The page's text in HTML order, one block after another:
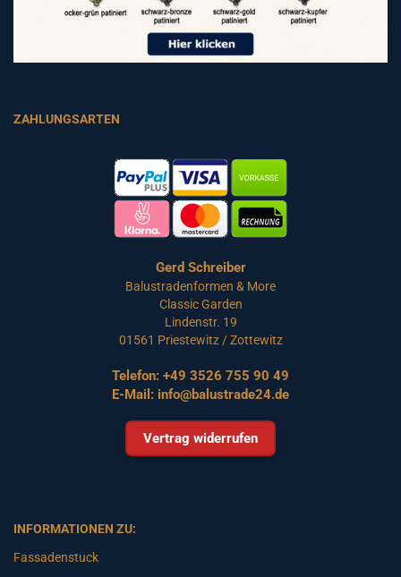
ZAHLUNGSARTEN
Gerd Schreiber
Balustradenformen & More
Classic Garden
Lindenstr. 19
01561 Priestewitz / Zottewitz
Telefon: +49 3526 755 90 49
E-Mail: info@balustrade24.de
Vertrag widerrufen
INFORMATIONEN ZU:
Fassadenstuck